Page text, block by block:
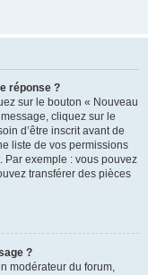
réponse ?
sur le bouton « Nouveau
cliquez sur le
d’être inscrit avant de
liste de vos permissions
Par exemple : vous pouvez
transférer des pièces
?
modérateur du forum,